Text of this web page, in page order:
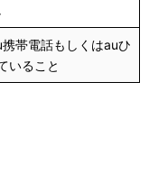
帯電話もしくはauひ
いること